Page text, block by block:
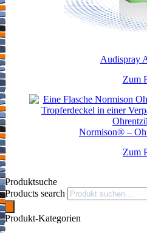
Audispray
Zum
Normison® –
Zum
Produktsuche
Products search
Produkt-Kategorien